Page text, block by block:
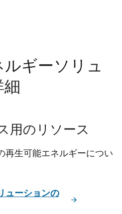
ギーソリュ
用のリソース
再生可能エネルギーについ
ューションの